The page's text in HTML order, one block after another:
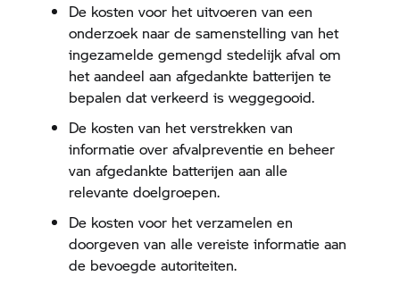
De kosten voor het uitvoeren van een
onderzoek naar de samenstelling van het
ingezamelde gemengd stedelijk afval om
het aandeel aan afgedankte batterijen te
bepalen dat verkeerd is weggegooid.
De kosten van het verstrekken van
informatie over afvalpreventie en beheer
van afgedankte batterijen aan alle
relevante doelgroepen.
De kosten voor het verzamelen en
doorgeven van alle vereiste informatie aan
de bevoegde autoriteiten.